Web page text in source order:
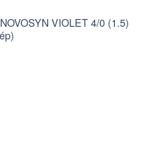
VIOLET 4/0 (1.5)